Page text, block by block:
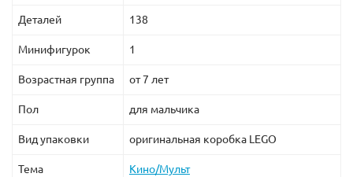
Деталей 138
Минифигурок 1
Возрастная группа от 7 лет
Пол для мальчика
Вид упаковки оригинальная коробка LEGO
Тема Кино/Мульт